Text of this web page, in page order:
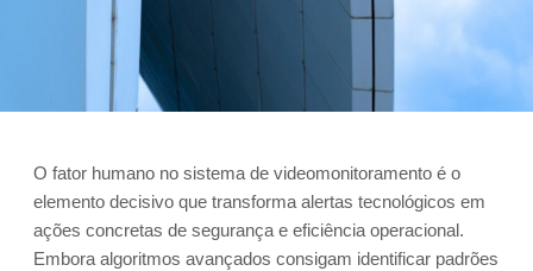
O fator humano no sistema de videomonitoramento é o
elemento decisivo que transforma alertas tecnológicos em
ações concretas de segurança e eficiência operacional.
Embora algoritmos avançados consigam identificar padrões